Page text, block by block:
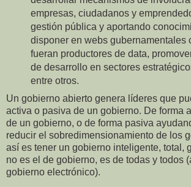
empresas, ciudadanos y
gestión pública y aportando
disponer en webs gubernamentales
fueran productores de data,
de desarrollo en sectores
entre otros.
Un gobierno abierto genera líderes que
activa o pasiva de un gobierno. De forma
de un gobierno, o de forma pasiva
reducir el sobredimensionamiento de los
así es tener un gobierno inteligente, total,
no es el de gobierno, es de todas y todos
gobierno electrónico).